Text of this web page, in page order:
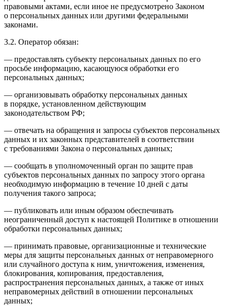
правовыми актами, если иное не предусмотрено Законом
о персональных данных или другими федеральными
законами.
3.2. Оператор обязан:
— предоставлять субъекту персональных данных по его
просьбе информацию, касающуюся обработки его
персональных данных;
— организовывать обработку персональных данных
в порядке, установленном действующим
законодательством РФ;
— отвечать на обращения и запросы субъектов персональных
данных и их законных представителей в соответствии
с требованиями Закона о персональных данных;
— сообщать в уполномоченный орган по защите прав
субъектов персональных данных по запросу этого органа
необходимую информацию в течение 10 дней с даты
получения такого запроса;
— публиковать или иным образом обеспечивать
неограниченный доступ к настоящей Политике в отношении
обработки персональных данных;
— принимать правовые, организационные и технические
меры для защиты персональных данных от неправомерного
или случайного доступа к ним, уничтожения, изменения,
блокирования, копирования, предоставления,
распространения персональных данных, а также от иных
неправомерных действий в отношении персональных
данных;